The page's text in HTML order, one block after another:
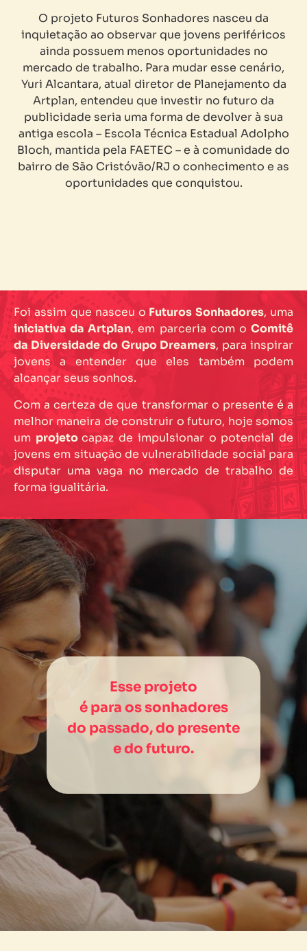
O projeto Futuros Sonhadores nasceu da
inquietação ao observar que jovens periféricos
ainda possuem menos oportunidades no
mercado de trabalho. Para mudar esse cenário,
Yuri Alcantara, atual diretor de Planejamento da
Artplan, entendeu que investir no futuro da
publicidade seria uma forma de devolver à sua
antiga escola – Escola Técnica Estadual Adolpho
Bloch, mantida pela FAETEC – e à comunidade do
bairro de São Cristóvão/RJ o conhecimento e as
oportunidades que conquistou.
Foi assim que nasceu o Futuros Sonhadores, uma
iniciativa da Artplan, em parceria com oComitê
da Diversidade do Grupo Dreamers, para inspirar
jovens a entender que eles também podem
alcançar seus sonhos.
Com a certeza de que transformar o presente é a
melhor maneira de construir o futuro, hoje somos
um projetocapaz de impulsionar o potencial de
jovens em situação de vulnerabilidade social para
disputar uma vaga no mercado de trabalho de
forma igualitária.
Esse projeto
é para os sonhadores
do passado, do presente
e do futuro.